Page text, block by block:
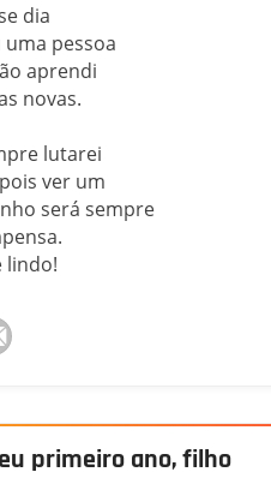
dia
pessoa
aprendi
novas.
lutarei
ver um
será sempre
lindo!
primeiro ano, filho